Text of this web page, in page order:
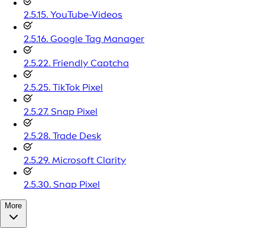
2.5.15. YouTube-Videos
2.5.16. Google Tag Manager
2.5.22. Friendly Captcha
2.5.25. TikTok Pixel
2.5.27. Snap Pixel
2.5.28. Trade Desk
2.5.29. Microsoft Clarity
2.5.30. Snap Pixel
More